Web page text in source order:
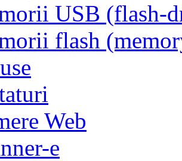
USB (flash-
flash
Web
e